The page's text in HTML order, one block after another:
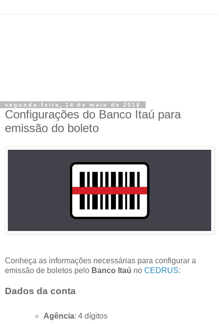
segunda-feira, 14 de maio de 2018
Configurações do Banco Itaú para
emissão do boleto
Conheça as informações necessárias para configurar a
emissão de boletos pelo Banco Itaú no CEDRUS:
Dados da conta
Agência: 4 dígitos